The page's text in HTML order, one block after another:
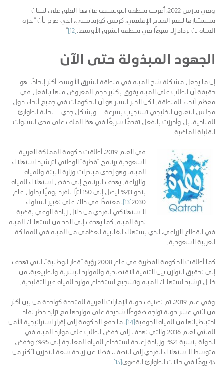
وفي مارس 2022، أعربت منظمة اليونيسف عن هذا القلق على لسان
مستشارها لتغير المناخ الإقليمي، كريس كورمانسي، الذي صرح بأن “ندرة
المياه لن تزداد إلا سوءًا في منطقة الشرق الأوسط. [12]
“
الجهود المبذولة حتى الآن
إن ما يجعل مشكلة شح المياه في منطقة الشرق الأوسط أكثر إلحاحًا هو
حقيقة أن الطلب على المياه يفوق بكثير حجم المعروض منها بالفعل في
معظم أنحاء المنطقة. لكن الخبر السار هو أن الحكومات في جميع أنحاء دول
مجلس التعاون الخليجي تستجيب بسرعة – وبشكل جدي – لحالة الطوارئ
المناخية، بل وأحرزت بالفعل تقدمًا سريعًا في هذا الملف على مدى السنوات
القليلة الماضية.
في العام 2019، أطلقت حكومة المملكة العربية
السعودية برنامج “قطرة” الوطني لترشيد استهلاك
المياه، وهو إحدى مبادرات وزارة البيئة والمياه
والزراعة. يهدف البرنامج إلى خفض استهلاك المياه
بنحو 43% ليصل إلى 150 لترًا للفرد يوميًا بحلول عام
2030
[13]
، معتمدًا في ذلك على تغيير السلوك
الاستهلاكي الفردي من خلال زيادة الوعي بقضية
ندرة المياه. كما يهدف إلى الحد من استهلاك المياه
في القطاع الزراعي، الذي يستهلك الغالبية العظمى من المياه في المملكة
العربية السعودية.
كما أطلقت الحكومة القطرية في عام 2008 رؤية “قطر الوطنية”، التي تهدف
إلى تحقيق التوازن بين التنمية الاقتصادية والموارد البشرية والطبيعية، من
خلال ترشيد استهلاك المياه وتشجيع استخدام موارد المياه غير التقليدية.
وفي عام 2019، تم تصنيف دولة الإمارات العربية المتحدة كواحدة من بين أكثر
من اثني عشر دولة تواجه ضغوطًا شديدة على مواردها مع تزايد خطر نفاد
احتياطياتها من المياه الجوفية[14]
، ما دفع الحكومة إلى إقرار استراتيجية الأمن
المائي لعام 2036 والتي تهدف إلى خفض الطلب على موارد المياه في
الدولة بنسبة 21%؛ وزيادة إعادة استخدام المياه المعالجة إلى 95%؛ وخفض
متوسط الاستهلاك الفردي إلى النصف، فضلا عن زيادة سعة التخزين لأكثر من
45 يومًا في حالات الطوارئ القصوى
[15]